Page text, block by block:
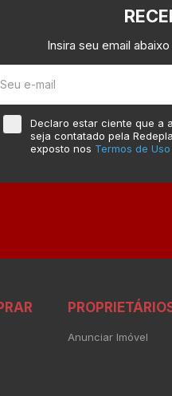
Insira seu email
Declaro estar ciente que a
seja contatado pela
exposto nos Termos de Uso
Anunciar Imóvel